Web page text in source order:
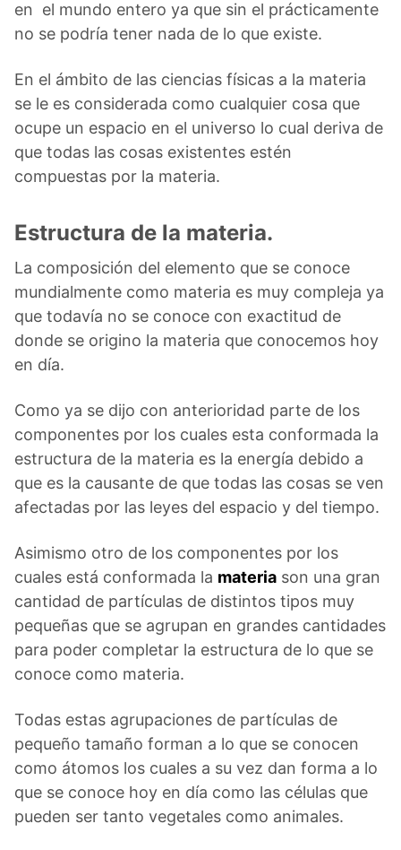
en el mundo entero ya que sin el prácticamente
no se podría tener nada de lo que existe.
En el ámbito de las ciencias físicas a la materia
se le es considerada como cualquier cosa que
ocupe un espacio en el universo lo cual deriva de
que todas las cosas existentes estén
compuestas por la materia.
Estructura de la materia.
La composición del elemento que se conoce
mundialmente como materia es muy compleja ya
que todavía no se conoce con exactitud de
donde se origino la materia que conocemos hoy
en día.
Como ya se dijo con anterioridad parte de los
componentes por los cuales esta conformada la
estructura de la materia es la energía debido a
que es la causante de que todas las cosas se ven
afectadas por las leyes del espacio y del tiempo.
Asimismo otro de los componentes por los
cuales está conformada la materia son una gran
cantidad de partículas de distintos tipos muy
pequeñas que se agrupan en grandes cantidades
para poder completar la estructura de lo que se
conoce como materia.
Todas estas agrupaciones de partículas de
pequeño tamaño forman a lo que se conocen
como átomos los cuales a su vez dan forma a lo
que se conoce hoy en día como las células que
pueden ser tanto vegetales como animales.